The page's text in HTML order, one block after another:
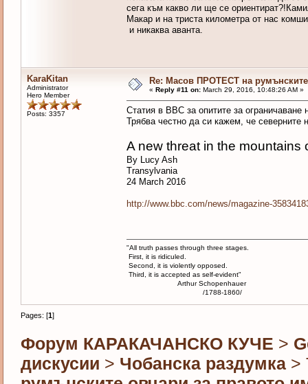
сега към какво ли ще се
Макар и на триста километра от нас
и никаква аванта.
KaraKitan
Administrator
Hero Member
Posts: 3357
Re: Масов ПРОТЕСТ на румънските
« Reply #11 on:March 29, 2016, 10:48:26 AM »
Статия в BBC за опитите за
Трябва честно да си кажем, че северните
A new threat in the mountains
By Lucy Ash
Transylvania
24 March 2016
http://www.bbc.com/news/magazine-
"All truth passes through three stages.
First, it is ridiculed.
Second, it is violently opposed.
Third, it is accepted as self-evident"
Arthur Schopenhauer
/1788-1860/
Pages: [1]
Форум КАРАКАЧАНСКО КУЧЕ >
дискусии > Чобанска раздумка>